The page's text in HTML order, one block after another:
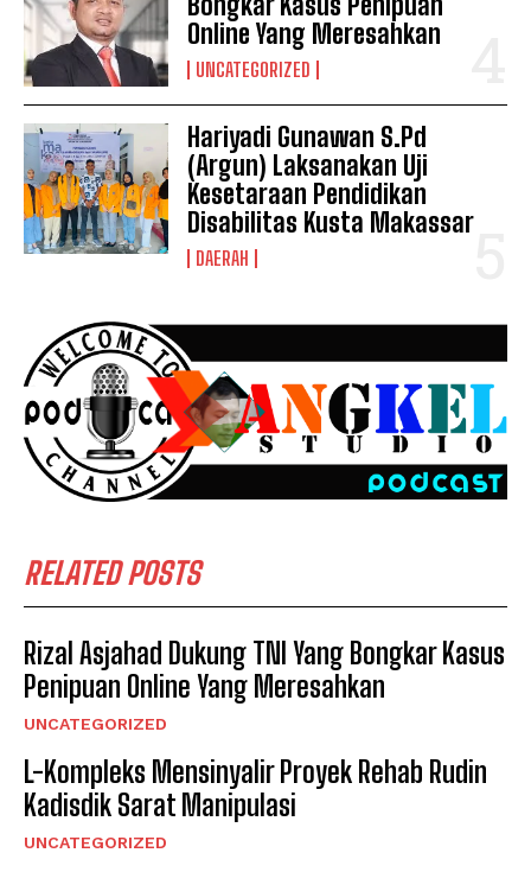
Online Yang Meresahkan
UNCATEGORIZED
Hariyadi Gunawan S.Pd
(Argun) Laksanakan Uji
Kesetaraan Pendidikan
Disabilitas Kusta Makassar
DAERAH
RELATED POSTS
Rizal Asjahad Dukung TNI Yang Bongkar Kasus
Penipuan Online Yang Meresahkan
UNCATEGORIZED
L-Kompleks Mensinyalir Proyek Rehab Rudin
Kadisdik Sarat Manipulasi
UNCATEGORIZED